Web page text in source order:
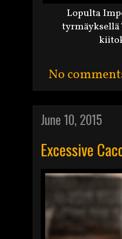
Lopulta
tyrmäyksellä
No
June 10, 2015
Excessive